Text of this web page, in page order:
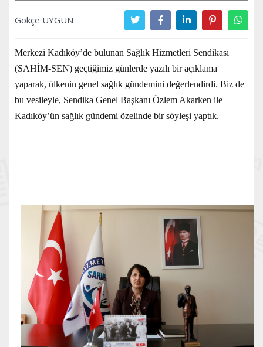
Gökçe UYGUN
Merkezi Kadıköy’de bulunan Sağlık Hizmetleri Sendikası
(SAHİM-SEN) geçtiğimiz günlerde yazılı bir açıklama
yaparak, ülkenin genel sağlık gündemini değerlendirdi. Biz de
bu vesileyle, Sendika Genel Başkanı Özlem Akarken ile
Kadıköy’ün sağlık gündemi özelinde bir söyleşi yaptık.